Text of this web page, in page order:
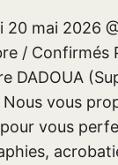
20 mai 2026
/ Confirmés
DADOUA
Nous vous
vous